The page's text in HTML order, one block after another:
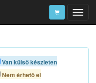
Van külső készleten
Nem érhető el